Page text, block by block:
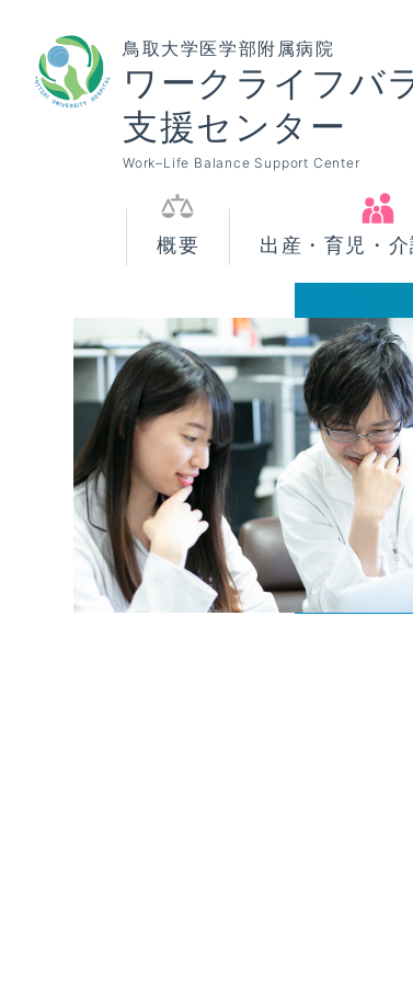
鳥取大学医学部附属病院
ワークライフバ
支援センター
Work–Life Balance Support Center
概要 出産・育児・